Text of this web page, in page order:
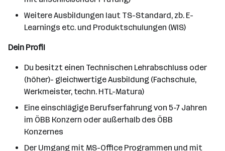
Weitere Ausbildungen laut TS-Standard, zb. E-
Learnings etc. und Produktschulungen (WIS)
Dein Profil
Du besitzt einen Technischen Lehrabschluss oder
(höher)- gleichwertige Ausbildung (Fachschule,
Werkmeister, techn. HTL-Matura)
Eine einschlägige Berufserfahrung von 5-7 Jahren
im ÖBB Konzern oder außerhalb des ÖBB
Konzernes
Der Umgang mit MS-Office Programmen und mit